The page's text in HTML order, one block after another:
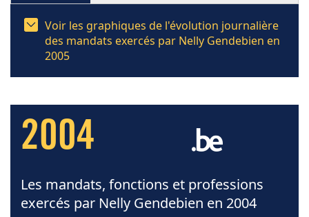
Voir les graphiques de l'évolution journalière
des mandats exercés par Nelly Gendebien en
2005
2004
Les mandats, fonctions et professions
exercés par Nelly Gendebien en 2004